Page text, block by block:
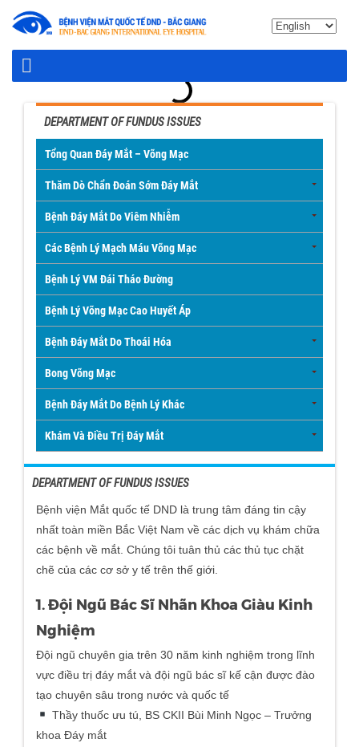
DEPARTMENT OF FUNDUS ISSUES
Tổng Quan Đáy Mắt – Võng Mạc
Thăm Dò Chẩn Đoán Sớm Đáy Mắt
Bệnh Đáy Mắt Do Viêm Nhiễm
Các Bệnh Lý Mạch Máu Võng Mạc
Bệnh Lý VM Đái Tháo Đường
Bệnh Lý Võng Mạc Cao Huyết Áp
Bệnh Đáy Mắt Do Thoái Hóa
Bong Võng Mạc
Bệnh Đáy Mắt Do Bệnh Lý Khác
Khám Và Điều Trị Đáy Mắt
DEPARTMENT OF FUNDUS ISSUES
Bệnh viện Mắt quốc tế DND là trung tâm đáng tin cậy
nhất toàn miền Bắc Việt Nam về các dịch vụ khám chữa
các bệnh về mắt. Chúng tôi tuân thủ các thủ tục chặt
chẽ của các cơ sở y tế trên thế giới.
1. Đội Ngũ Bác Sĩ Nhãn Khoa Giàu Kinh
Nghiệm
Đội ngũ chuyên gia trên 30 năm kinh nghiệm trong lĩnh
vực điều trị đáy mắt và đội ngũ bác sĩ kế cận được đào
tạo chuyên sâu trong nước và quốc tế
Thầy thuốc ưu tú, BS CKII Bùi Minh Ngọc – Trưởng
khoa Đáy mắt